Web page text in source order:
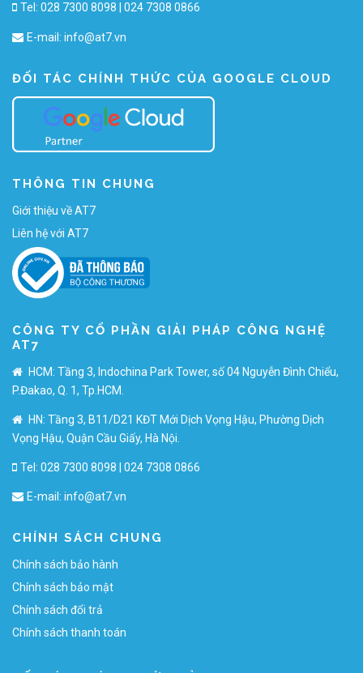
Tel: 028 7300 8098 | 024 7308 0866
E-mail: info@at7.vn
ĐỐI TÁC CHÍNH THỨC CỦA GOOGLE CLOUD
THÔNG TIN CHUNG
Giới thiệu về AT7
Liên hệ với AT7
CÔNG TY CỔ PHẦN GIẢI PHÁP CÔNG NGHỆ
AT7
HCM: Tầng 3, Indochina Park Tower, số 04 Nguyễn Đình Chiểu,
P.Đakao, Q. 1, Tp.HCM.
HN: Tầng 3, B11/D21 KĐT Mới Dịch Vọng Hậu, Phường Dịch
Vọng Hậu, Quận Cầu Giấy, Hà Nội.
Tel: 028 7300 8098 | 024 7308 0866
E-mail: info@at7.vn
CHÍNH SÁCH CHUNG
Chính sách bảo hành
Chính sách bảo mật
Chính sách đổi trả
Chính sách thanh toán